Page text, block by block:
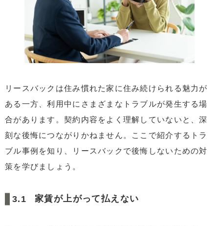
リースバックは住み慣れた家に住み続けられる魅力が
ある一方、利用中にさまざまなトラブルが発生する場
合があります。契約内容をよく理解していないと、深
刻な後悔につながりかねません。ここで紹介するトラ
ブル事例を知り、リースバックで後悔しないための対
策を学びましょう。
家賃が上がって払えない